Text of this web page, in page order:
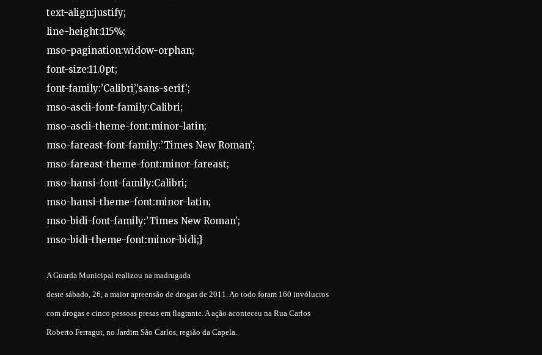
text-align:justify;
line-height:115%;
mso-pagination:widow-orphan;
font-size:11.0pt;
font-family:’Calibri’,’sans-serif’;
mso-ascii-font-family:Calibri;
mso-ascii-theme-font:minor-latin;
mso-fareast-font-family:’Times New Roman’;
mso-fareast-theme-font:minor-fareast;
mso-hansi-font-family:Calibri;
mso-hansi-theme-font:minor-latin;
mso-bidi-font-family:’Times New Roman’;
mso-bidi-theme-font:minor-bidi;}
A Guarda Municipal realizou na madrugada
deste sábado, 26, a maior apreensão de drogas de 2011. Ao todo foram 160 invólucros
com drogas e cinco pessoas presas em flagrante. A ação aconteceu na Rua Carlos
Roberto Ferragut, no Jardim São Carlos, região da Capela.